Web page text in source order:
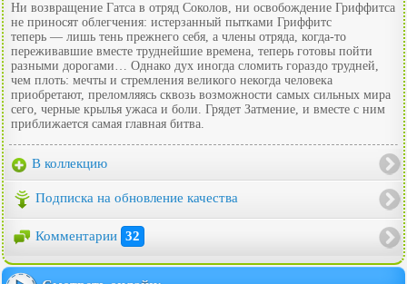
Ни возвращение Гатса в отряд Соколов, ни освобождение Гриффитса
не приносят облегчения: истерзанный пытками Гриффитс
теперь — лишь тень прежнего себя, а члены отряда, когда-то
переживавшие вместе труднейшие времена, теперь готовы пойти
разными дорогами… Однако дух иногда сломить гораздо трудней,
чем плоть: мечты и стремления великого некогда человека
приобретают, преломляясь сквозь возможности самых сильных мира
сего, черные крылья ужаса и боли. Грядет Затмение, и вместе с ним
приближается самая главная битва.
В коллекцию
Подписка на обновление качества
Комментарии 32